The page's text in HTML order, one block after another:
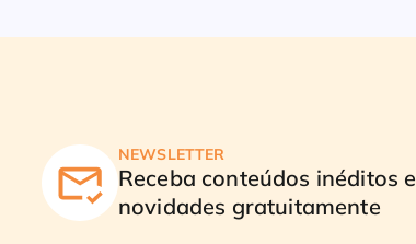
NEWSLETTER
Receba conteúdos inéditos e
novidades gratuitamente